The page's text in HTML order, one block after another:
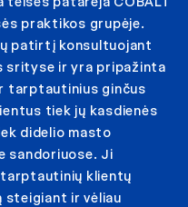
praktikos grupėje.
patirtį konsultuojant
srityse ir yra pripažinta
tarptautinius ginčus
tiek jų kasdienės
didelio masto
sandoriuose. Ji
klientų
steigiant ir vėliau